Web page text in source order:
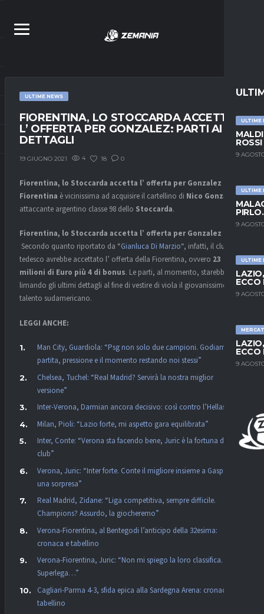
ULTIME
9
ULTIME
9
ULTIME
ECCO
9
ECCO
9
ULTIME NEWS
FIORENTINA, LO STOCCARDA ACCETTA
L’ OFFERTA PER GONZALEZ: PARTI AI
DETTAGLI
19 GIUGNO 2021 4 18 0
Fiorentina, lo Stoccarda accetta l’ offerta per Gonzalez –
La
Fiorentina è vicinissima ad acquisire il cartellino di Nico Gonzalez,
attaccante argentino classe 98 dello Stoccarda.
Fiorentina, lo Stoccarda accetta l’ offerta per Gonzalez –
Secondo quanto riportato da “Gianluca Di Marzio“, infatti, il club
tedesco avrebbe accettato l’ offerta della Fiorentina, ovvero 23
milioni di Euro più 4 di bonus. Le parti, al momento, starebbero
limando gli ultimi dettagli al fine di vestire di viola il giovanissimo
talento sudamericano.
LEGGI ANCHE:
Man City, Guardiola: “Psg non solo due campioni. Godiamoci la
partita, pressione e il momento restando noi stessi”
Chelsea, Tuchel: “Real Madrid? Servirà la nostra miglior
versione”
Inter-Verona, Darmian ancora decisivo: così contro l’Hellas
Milan, Pioli: “Lazio forte, mi aspetto gara equilibrata”
Inter, Conte: “Verona sta facendo bene, Juric è la fortuna dei
club”
Verona, Juric: “Inter forte. Conte il migliore insieme a Gasp, non
una sorpresa”
Real Madrid, Zidane: “Liga competitiva, sempre difficile.
Champions? Assurdo, la giocheremo”
Verona-Fiorentina, al Bentegodi l’anticipo della 32esima:
cronaca e tabellino
Verona-Fiorentina, Juric: “Non mi spiego la loro classifica. La
Superlega…”
Cagliari-Parma 4-3, sfida epica alla Sardegna Arena: cronaca e
tabellino